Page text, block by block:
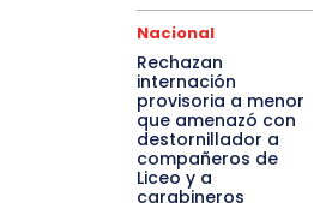
Nacional
Rechazan
internación
provisoria a menor
que amenazó con
destornillador a
compañeros de
Liceo y a
carabineros